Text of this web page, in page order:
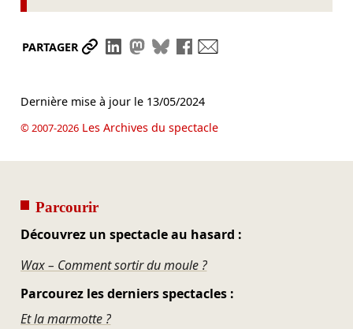
PARTAGER Partager le lien
Partager sur LinkedIn
Partager sur Mastodon
Partager sur Bluesky
Partager sur Facebook
Dernière mise à jour le 13/05/2024
© 2007-2026Les Archives du spectacle
Parcourir
Découvrez un spectacle au hasard :
Wax – Comment sortir du moule ?
Parcourez les derniers spectacles :
Et la marmotte ?